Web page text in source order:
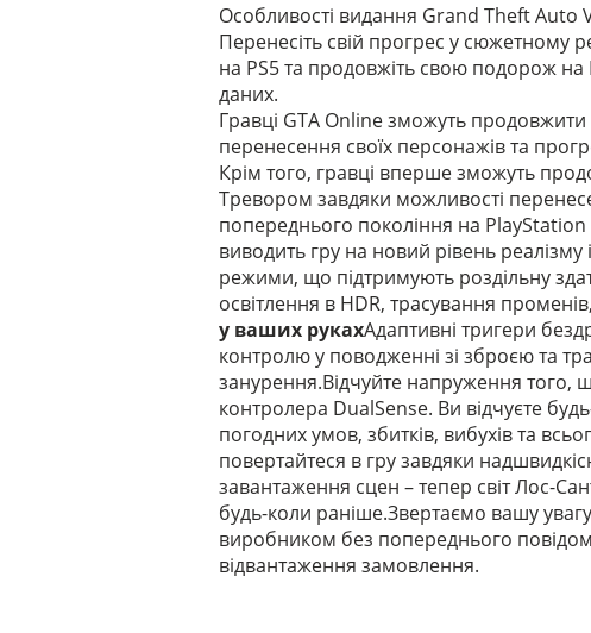
Особливості видання Grand Theft Auto
Перенесіть свій прогрес у сюжетному
на PS5 та продовжіть свою подорож
даних.
Гравці GTA Online зможуть продовжити
перенесення своїх персонажів та
Крім того, гравці вперше зможуть
Тревором завдяки можливості
попереднього покоління на PlayStation
виводить гру на новий рівень
режими, що підтримують роздільну
освітлення в HDR, трасування
у ваших рукахАдаптивні тригери
контролю у поводженні зі зброєю та
занурення.Відчуйте напруження того,
контролера DualSense. Ви відчуєте
погодних умов, збитків, вибухів та
повертайтеся в гру завдяки
завантаження сцен – тепер світ Лос-
будь-коли раніше.Звертаємо вашу
виробником без попереднього
відвантаження замовлення.